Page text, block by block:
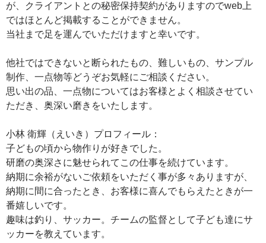
が、クライアントとの秘密保持契約がありますのでweb上
ではほとんど掲載することができません。
当社まで足を運んでいただけますと幸いです。
他社ではできないと断られたもの、難しいもの、サンプル
制作、一点物等どうぞお気軽にご相談ください。
思い出の品、一点物についてはお客様とよく相談させてい
ただき、奥深い磨きをいたします。
小林 衛輝（えいき）プロフィール：
子どもの頃から物作りが好きでした。
研磨の奥深さに魅せられてこの仕事を続けています。
納期に余裕がないご依頼をいただく事が多々ありますが、
納期に間に合ったとき、お客様に喜んでもらえたときが一
番嬉しいです。
趣味は釣り、サッカー。チームの監督として子ども達にサ
ッカーを教えています。